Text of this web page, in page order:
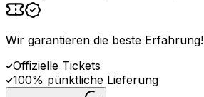
Wir garantieren die beste Erfahrung!
Offizielle Tickets
100% pünktliche Lieferung